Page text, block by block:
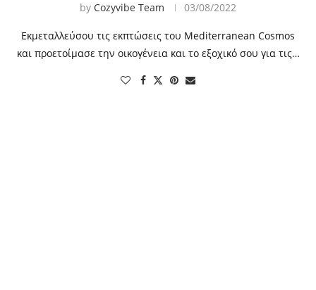
by Cozyvibe Team 03/08/2022
Εκμεταλλεύσου τις εκπτώσεις του Mediterranean Cosmos
και προετοίμασε την οικογένεια και το εξοχικό σου για τις…